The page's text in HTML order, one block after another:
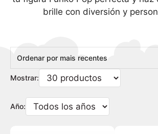
brille con diversión y
Mostrar:
Año: